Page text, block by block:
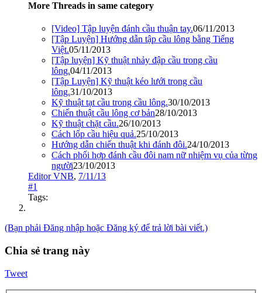
More Threads in same category
[Video] Tập luyện đánh cầu thuận tay.06/11/2013
[Tập Luyện] Hướng dẫn tập cầu lông bằng Tiếng
Việt.05/11/2013
[Tập luyện] Kỹ thuật nhảy đập cầu trong cầu
lông.04/11/2013
[Tập Luyện] Kỹ thuật kéo lưới trong cầu
lông.31/10/2013
Kỹ thuật tạt cầu trong cầu lông.30/10/2013
Chiến thuật cầu lông cơ bản28/10/2013
Kỹ thuật chặt cầu.26/10/2013
Cách lốp cầu hiệu quả.25/10/2013
Hướng dẫn chiến thuật khi đánh đôi.24/10/2013
Cách phối hợp đánh cầu đôi nam nữ nhiệm vụ của từng
người23/10/2013
Editor VNB, 7/11/13
#1
Tags:
(Bạn phải Đăng nhập hoặc Đăng ký để trả lời bài viết.)
Chia sẻ trang này
Tweet